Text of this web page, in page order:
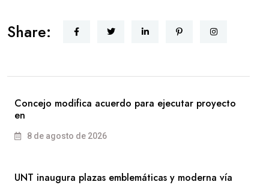
Share:
Concejo modifica acuerdo para ejecutar proyecto
en
8 de agosto de 2026
UNT inaugura plazas emblemáticas y moderna vía